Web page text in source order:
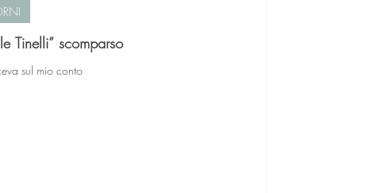
Tinelli” scomparso
sul mio conto